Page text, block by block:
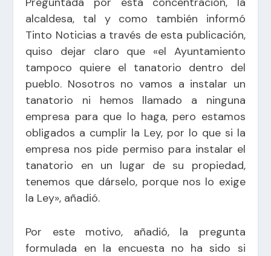
alcaldesa, tal y como también informó
Tinto Noticias a través de esta publicación,
quiso dejar claro que «el Ayuntamiento
tampoco quiere el tanatorio dentro del
pueblo. Nosotros no vamos a instalar un
tanatorio ni hemos llamado a ninguna
empresa para que lo haga, pero estamos
obligados a cumplir la Ley, por lo que si la
empresa nos pide permiso para instalar el
tanatorio en un lugar de su propiedad,
tenemos que dárselo, porque nos lo exige
la Ley», añadió.
Por este motivo, añadió, la pregunta
formulada en la encuesta no ha sido si